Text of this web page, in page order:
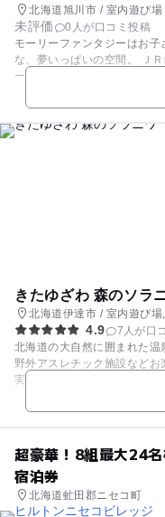
北海道旭川市 / 室内遊び場
未評価
0人が口コミ投稿
モーリーファンタジーはお
な、夢いっぱいの空間。 ＪＲ函館本線近文駅より徒歩約11分のイオンモ
ール旭川西に出店しています
で、親も子も一緒に安心して楽しめます。 モー
「スキッズガーデン」には
遊びができる「なりきりタウ
い！ スキッズガーデンの「
諭、もしくは社内の教育プ
きたゆざわ 森のソラ
北海道伊達市 / 室内遊び
4.9
7人が口
北海道の大自然に囲まれた
野外アスレチック施設などお
実の露天風呂や大浴場の他、
通年利用可能。ジャグジー
ます。 お食事は2階バイキング会場「ア・ラ・ソーヤ」にて健康と美容に
いなし！ また会場内には「
ザートをその場で作って提供しています。 季節ご
遊んで、食べて、くつろい
ラニワで！！
超豪華！8組最大24
宿泊券
北海道虻田郡ニセコ町